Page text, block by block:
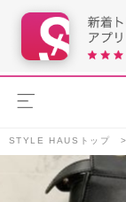
STYLE HAUSトップ